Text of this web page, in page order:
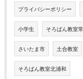
プライバシーポリシー
小学生 そろばん教室
さいたま市 土合教室
そろばん教室北浦和